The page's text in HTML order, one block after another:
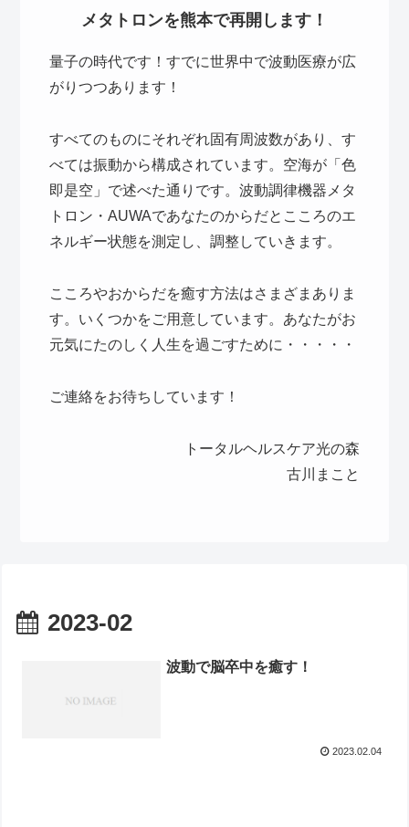
メタトロンを熊本で再開します！
量子の時代です！すでに世界中で波動医療が広
がりつつあります！
すべてのものにそれぞれ固有周波数があり、す
べては振動から構成されています。空海が「色
即是空」で述べた通りです。波動調律機器メタ
トロン・AUWAであなたのからだとこころのエ
ネルギー状態を測定し、調整していきます。
こころやおからだを癒す方法はさまざまありま
す。いくつかをご用意しています。あなたがお
元気にたのしく人生を過ごすために・・・・・
ご連絡をお待ちしています！
トータルヘルスケア光の森
古川まこと
2023-02
波動で脳卒中を癒す！
2023.02.04